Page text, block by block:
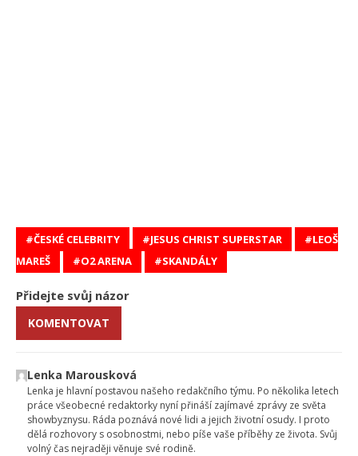
ČESKÉ CELEBRITY JESUS CHRIST SUPERSTAR
LEOŠ
MAREŠ
O2 ARENA SKANDÁLY
Přidejte svůj názor
KOMENTOVAT
Lenka Marousková
Lenka je hlavní postavou našeho redakčního týmu. Po několika letech
práce všeobecné redaktorky nyní přináší zajímavé zprávy ze světa
showbyznysu. Ráda poznává nové lidi a jejich životní osudy. I proto
dělá rozhovory s osobnostmi, nebo píše vaše příběhy ze života. Svůj
volný čas nejraději věnuje své rodině.